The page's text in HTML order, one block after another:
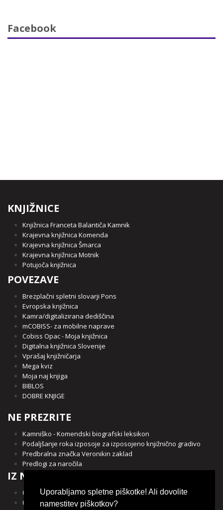
Facebook
KNJIŽNICE
Knjižnica Franceta Balantiča Kamnik
Krajevna knjižnica Komenda
Krajevna knjižnica Šmarca
Krajevna knjižnica Motnik
Potujoča knjižnica
POVEZAVE
Brezplačni spletni slovarji Pons
Evropska knjižnica
Kamra/digitalizirana dediščina
mCOBISS- za mobilne naprave
Cobiss Opac - Moja knjižnica
Digitalna knjižnica Slovenije
Vprašaj knjižničarja
Mega kviz
Moja naj knjiga
BIBLOS
DOBRE KNJIGE
NE PREZRITE
Kamniško - Komendski biografski leksikon
Podaljšanje roka izposoje za izposojeno knjižnično gradivo
Predbralna značka Veronikin zaklad
Predlogi za naročila
IZ NAŠE OBČINE
Občina Kamnik
Občina Komenda
Uporabljamo spletne piškotke! Ali dovolite
namestitev piškotkov?